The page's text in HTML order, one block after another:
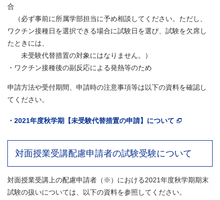
合
（必ず事前に所属学部担当に予め相談してください。ただし、
ワクチン接種日を選択できる場合に試験日を選び、試験を欠席し
たときには、
未受験代替措置の対象にはなりません。）
・ワクチン接種後の副反応による発熱等のため
申請方法や受付期間、申請時の注意事項等は以下の資料を確認し
てください。
・ 2021年度秋学期【未受験代替措置の申請】について
対面授業受講配慮申請者の試験受験について
対面授業受講上の配慮申請者（※）における2021年度秋学期期末
試験の扱いについては、以下の資料を参照してください。